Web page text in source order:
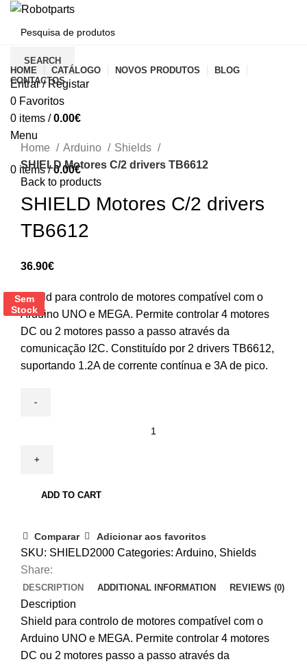
SEARCH
Entrar / Registar
0 Favoritos
0 items / 0.00€
Menu
0 items / 0.00€
HOME CATÁLOGO NOVOS PRODUTOS
BLOG
CONTACTOS
Home
Arduino
Shields
SHIELD Motores C/2 drivers TB6612
Back to products
SHIELD Motores C/2 drivers
TB6612
36.90€
Shield para controlo de motores compatível com o
Arduino UNO e MEGA. Permite controlar 4 motores
DC ou 2 motores passo a passo através da
comunicação I2C. Constituído por 2 drivers TB6612,
suportando 1.2A de corrente contínua e 3A de pico.
C/2
TB6612ADD TO CART
Comparar Adicionar aos favoritos
SKU: SHIELD2000 Categories: Arduino, Shields
Share:
DESCRIPTION ADDITIONAL INFORMATION REVIEWS (0)
Description
Shield para controlo de motores compatível com o
Arduino UNO e MEGA. Permite controlar 4 motores
DC ou 2 motores passo a passo através da
Sem
Stock
Sem
Stock